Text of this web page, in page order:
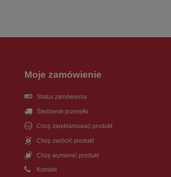
Moje zamówienie
Status zamówienia
Śledzenie przesyłki
Chcę zareklamować produkt
Chcę zwrócić produkt
Chcę wymienić produkt
Kontakt